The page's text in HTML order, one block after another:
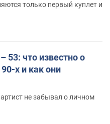
только первый куплет и
53: что известно о
х и как они
не забывал о личном